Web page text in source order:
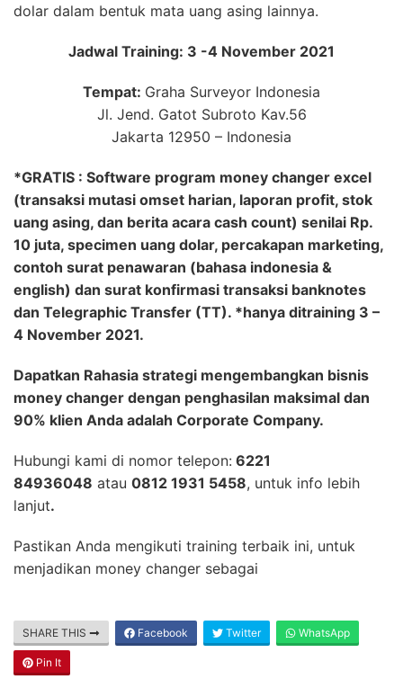
dolar dalam bentuk mata uang asing lainnya.
Jadwal Training: 3 -4 November 2021
Tempat: Graha Surveyor Indonesia
Jl. Jend. Gatot Subroto Kav.56
Jakarta 12950 – Indonesia
*GRATIS : Software program money changer excel
(transaksi mutasi omset harian, laporan profit, stok
uang asing, dan berita acara cash count) senilai Rp.
10 juta, specimen uang dolar, percakapan marketing,
contoh surat penawaran (bahasa indonesia &
english) dan surat konfirmasi transaksi banknotes
dan Telegraphic Transfer (TT). *hanya ditraining 3 –
4 November 2021.
Dapatkan Rahasia strategi mengembangkan bisnis
money changer dengan penghasilan maksimal dan
90% klien Anda adalah Corporate Company.
Hubungi kami di nomor telepon: 6221
84936048 atau 0812 1931 5458, untuk info lebih
lanjut.
Pastikan Anda mengikuti training terbaik ini, untuk
menjadikan money changer sebagai
SHARE THIS Facebook Twitter WhatsApp
Pin It